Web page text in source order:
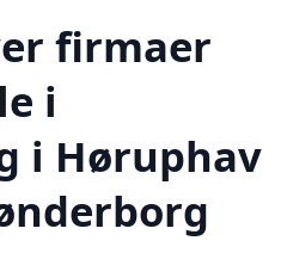
firmaer
i
i Høruphav